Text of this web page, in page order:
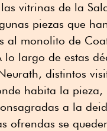
vitrinas de la
piezas que
al monolito de
lo largo de estas
distintos
habita la pieza,
a la
ofrendas se